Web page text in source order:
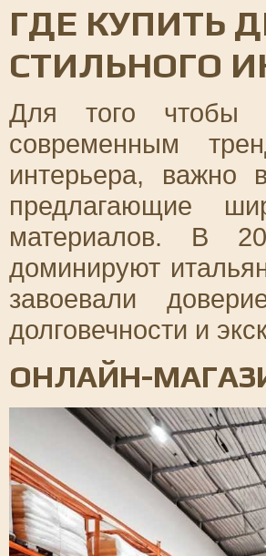
ГДЕ КУПИТЬ
СТИЛЬНОГО
Для того чтобы
современным
интерьера, важно
предлагающие
материалов. В
доминируют
завоевали
долговечности и
ОНЛАЙН-